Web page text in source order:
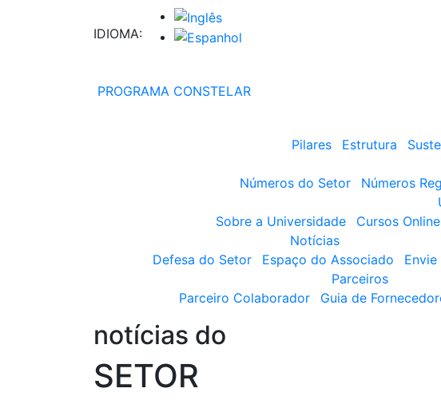
IDIOMA:
PROGRAMA CONSTELAR
Pilares
Estrutura
Números do Setor
Números
Sobre a Universidade
Cursos Online
Notícias
Defesa do Setor
Espaço do Associado
Parceiros
Parceiro Colaborador
Guia de
notícias do
SETOR